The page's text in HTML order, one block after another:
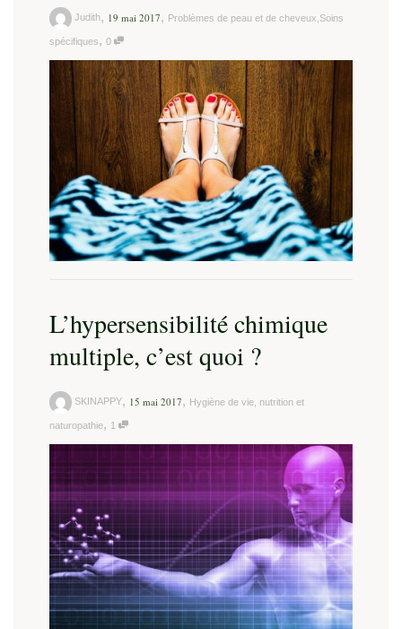
Judith, 19 mai 2017, Problèmes de peau et de cheveux Soins
spécifiques, 0
L’hypersensibilité chimique
multiple, c’est quoi ?
SKINAPPY, 15 mai 2017, Hygiène de vie, nutrition et
naturopathie, 1